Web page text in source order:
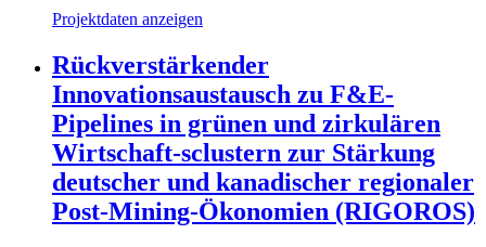
Projektdaten anzeigen
Rückverstärkender
Innovationsaustausch zu F&E-
Pipelines in grünen und zirkulären
Wirtschaft-sclustern zur Stärkung
deutscher und kanadischer regionaler
Post-Mining-Ökonomien (RIGOROS)